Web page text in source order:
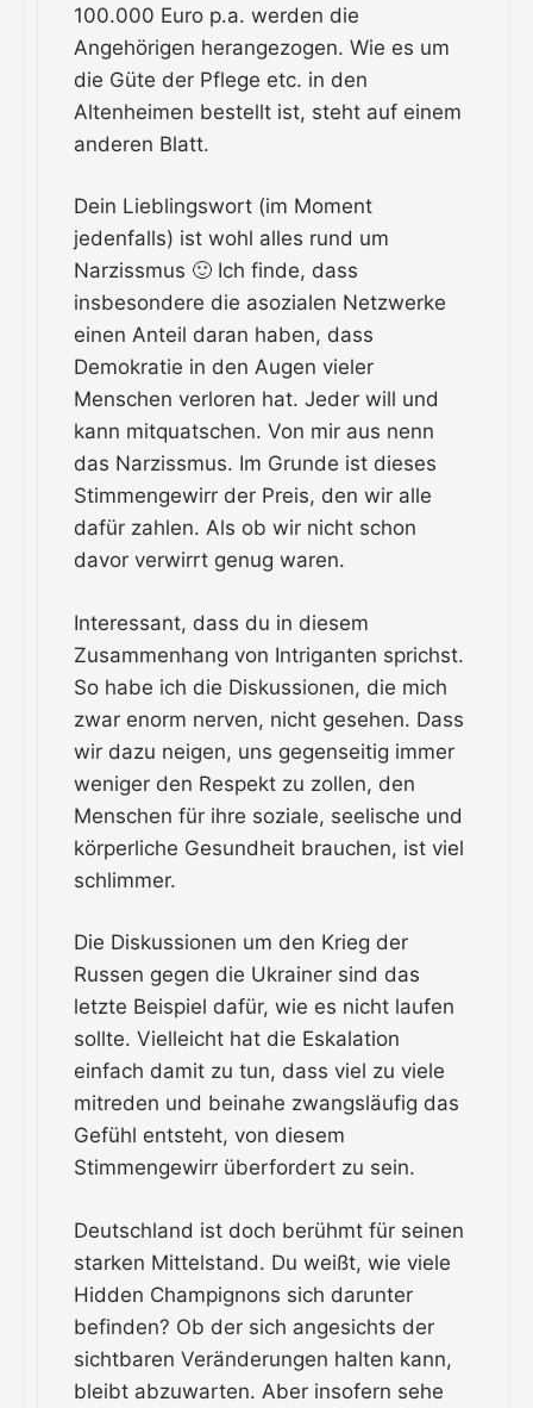
100.000 Euro p.a. werden die
Angehörigen herangezogen. Wie es um
die Güte der Pflege etc. in den
Altenheimen bestellt ist, steht auf einem
anderen Blatt.
Dein Lieblingswort (im Moment
jedenfalls) ist wohl alles rund um
Narzissmus 🙂 Ich finde, dass
insbesondere die asozialen Netzwerke
einen Anteil daran haben, dass
Demokratie in den Augen vieler
Menschen verloren hat. Jeder will und
kann mitquatschen. Von mir aus nenn
das Narzissmus. Im Grunde ist dieses
Stimmengewirr der Preis, den wir alle
dafür zahlen. Als ob wir nicht schon
davor verwirrt genug waren.
Interessant, dass du in diesem
Zusammenhang von Intriganten sprichst.
So habe ich die Diskussionen, die mich
zwar enorm nerven, nicht gesehen. Dass
wir dazu neigen, uns gegenseitig immer
weniger den Respekt zu zollen, den
Menschen für ihre soziale, seelische und
körperliche Gesundheit brauchen, ist viel
schlimmer.
Die Diskussionen um den Krieg der
Russen gegen die Ukrainer sind das
letzte Beispiel dafür, wie es nicht laufen
sollte. Vielleicht hat die Eskalation
einfach damit zu tun, dass viel zu viele
mitreden und beinahe zwangsläufig das
Gefühl entsteht, von diesem
Stimmengewirr überfordert zu sein.
Deutschland ist doch berühmt für seinen
starken Mittelstand. Du weißt, wie viele
Hidden Champignons sich darunter
befinden? Ob der sich angesichts der
sichtbaren Veränderungen halten kann,
bleibt abzuwarten. Aber insofern sehe